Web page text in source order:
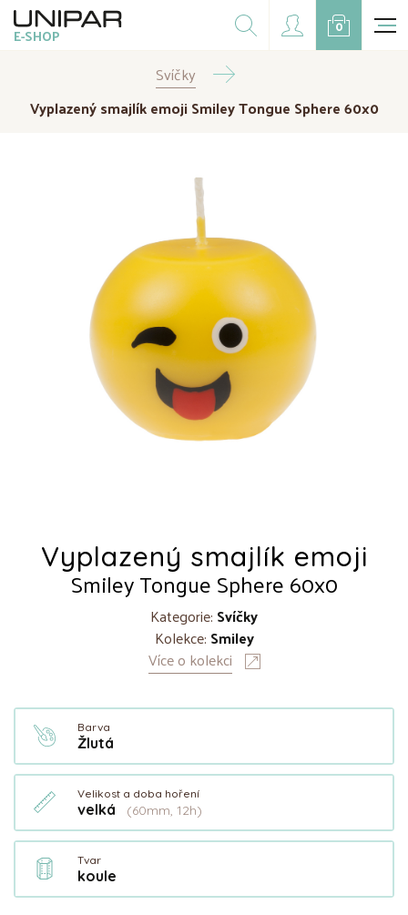
E-SHOP
Dárkové balíčky
Doplňky
Doprodej
Kampaně
CZK EUR
0
Svíčky
Vyplazený smajlík emoji Smiley Tongue Sphere 60x0
Vyplazený smajlík emoji
Smiley Tongue Sphere 60x0
Kategorie: Svíčky
Kolekce: Smiley
Více o kolekci
Barva
Žlutá
Velikost a doba hoření
velká (60mm, 12h)
Tvar
koule